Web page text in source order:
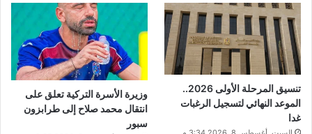
تنسيق المرحلة الأولى 2026..
الموعد النهائي لتسجيل الرغبات
غدا
وزيرة الأسرة التركية تعلق على
انتقال محمد صلاح إلى طرابزون
سبور